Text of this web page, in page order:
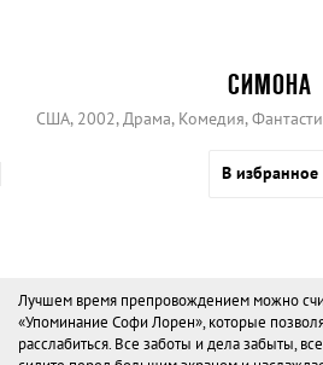
СИМОНА
США, 2002, Драма, Комедия,
В избранное
Лучшем время препровождением можно
«Упоминание Софи Лорен», которые
расслабиться. Все заботы и дела забыты,